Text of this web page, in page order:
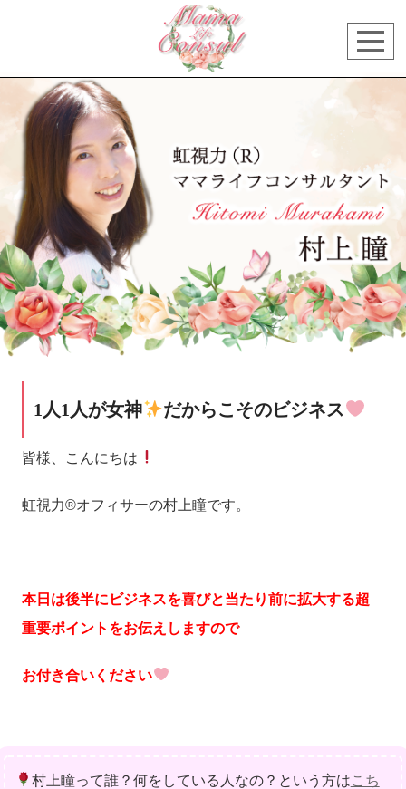
1人1人が女神 だからこそのビジネス
皆様、こんにちは
虹視力®️オフィサーの村上瞳です。
本日は後半にビジネスを喜びと当たり前に拡大する超
重要ポイントをお伝えしますので
お付き合いください
村上瞳って誰？何をしている人なの？という方はこち